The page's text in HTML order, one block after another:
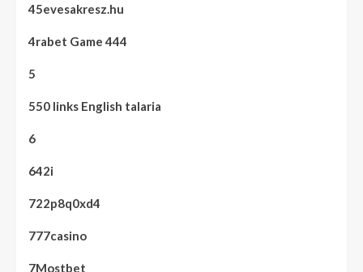
45evesakresz.hu
4rabet Game 444
5
550 links English talaria
6
642i
722p8q0xd4
777casino
7Mostbet